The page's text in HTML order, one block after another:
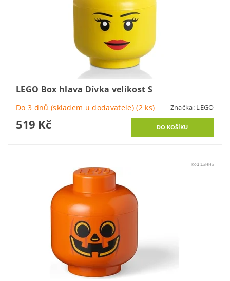
LEGO Box hlava Dívka velikost S
Do 3 dnů (skladem u dodavatele)(2 ks) Značka: LEGO
519 Kč
Kód: LSHHS